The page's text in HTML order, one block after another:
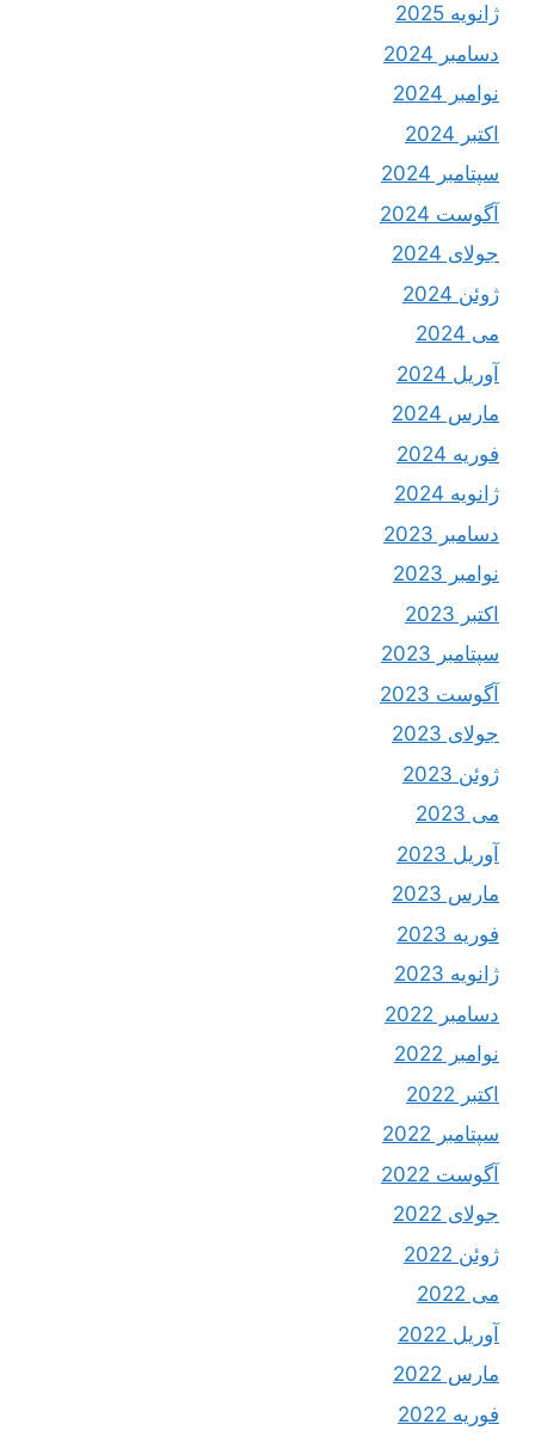
ژانویه 2025
دسامبر 2024
نوامبر 2024
اکتبر 2024
سپتامبر 2024
آگوست 2024
جولای 2024
ژوئن 2024
می 2024
آوریل 2024
مارس 2024
فوریه 2024
ژانویه 2024
دسامبر 2023
نوامبر 2023
اکتبر 2023
سپتامبر 2023
آگوست 2023
جولای 2023
ژوئن 2023
می 2023
آوریل 2023
مارس 2023
فوریه 2023
ژانویه 2023
دسامبر 2022
نوامبر 2022
اکتبر 2022
سپتامبر 2022
آگوست 2022
جولای 2022
ژوئن 2022
می 2022
آوریل 2022
مارس 2022
فوریه 2022